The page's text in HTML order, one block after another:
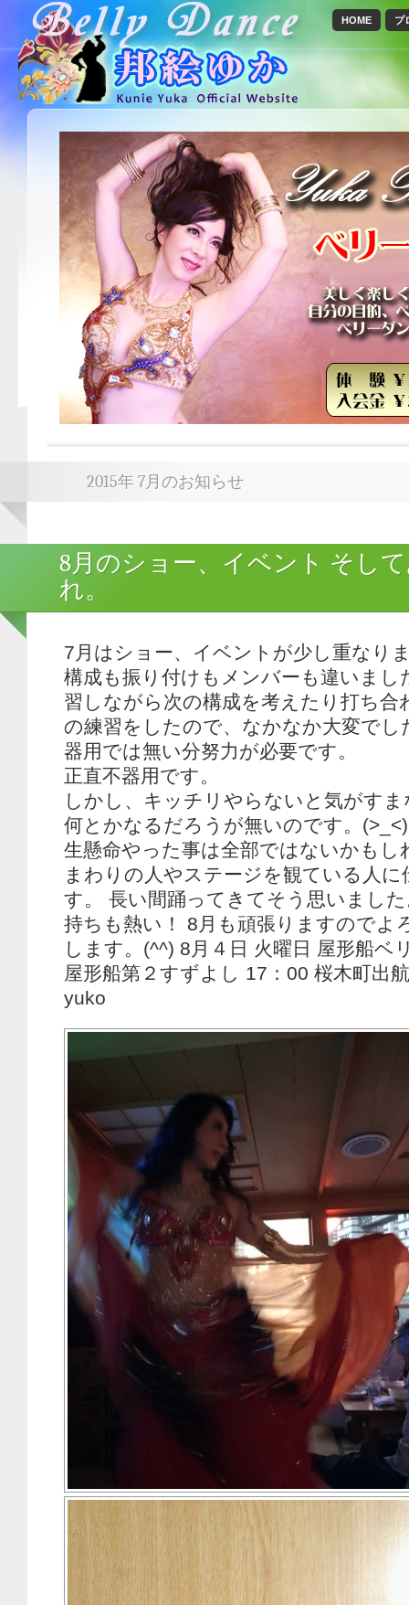
プ
HOME
2015年 7月のお知らせ
8月のショー、イベント そし
れ。
7月はショー、イベントが少し重なり
構成も振り付けもメンバーも違いまし
習しながら次の構成を考えたり打ち合
の練習をしたので、なかなか大変でし
器用では無い分努力が必要です。
正直不器用です。
しかし、キッチリやらないと気がす
何とかなるだろうが無いのです。
生懸命やった事は全部ではないかもし
まわりの人やステージを観ている人
す。 長い間踊ってきてそう思いまし
持ちも熱い！ 8月も頑張りますのでよ
します。(^^) 8月４日 火曜日 屋形船ベ
屋形船第２すずよし 17：00 桜木町出
yuko